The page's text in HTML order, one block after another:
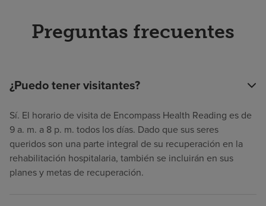
Preguntas frecuentes
¿Puedo tener visitantes?
Sí. El horario de visita de Encompass Health Reading es de
9 a. m. a 8 p. m. todos los días. Dado que sus seres
queridos son una parte integral de su recuperación en la
rehabilitación hospitalaria, también se incluirán en sus
planes y metas de recuperación.